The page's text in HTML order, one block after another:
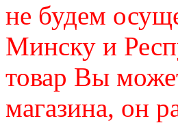
не будем
Минску и
товар Вы
магазина, он